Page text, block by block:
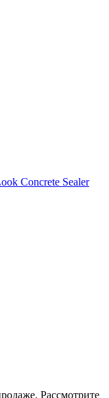
Concrete Sealer
Рассмотрите